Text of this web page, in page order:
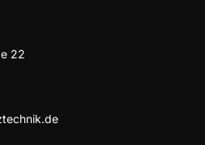
22